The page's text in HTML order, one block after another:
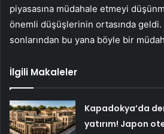
piyasasına müdahale etmeyi
önemli düşüşlerinin ortasında geldi.
sonlarından bu yana böyle bir
İlgili Makaleler
Kapadokya’da
yatırım! Japon